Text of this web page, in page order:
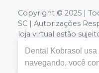
Copyright © 2025 |
SC | Autorizações
loja virtual estão
Dental Kobrasol usa
navegando, você